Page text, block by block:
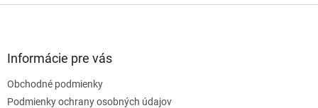
Informácie pre vás
Obchodné podmienky
Podmienky ochrany osobných údajov